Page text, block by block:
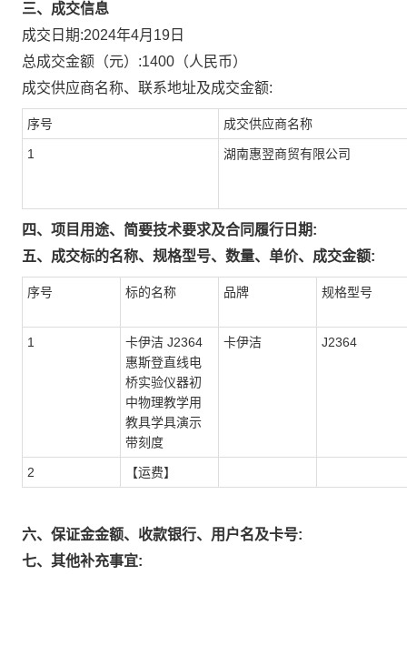
三、成交信息
成交日期:2024年4月19日
总成交金额（元）:1400 （人民币）
成交供应商名称、联系地址及成交金额:
序号 成交供应商名称
1 湖南惠翌商贸有限公司
四、项目用途、简要技术要求及合同履行日期:
五、成交标的名称、规格型号、数量、单价、成交金额:
序号 标的名称 品牌 规格型号
1
卡伊洁 J2364
惠斯登直线电
桥实验仪器初
中物理教学用
教具学具演示
带刻度
卡伊洁 J2364
2 【运费】
六、保证金金额、收款银行、用户名及卡号:
七、其他补充事宜: